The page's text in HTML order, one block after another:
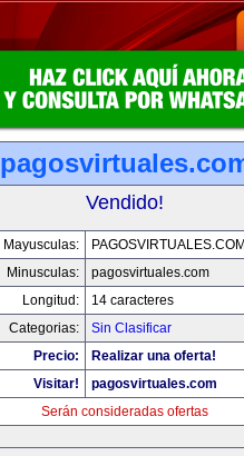
Vendido!
Mayusculas:
PAGOSVIRTUALES.COM
Minusculas:
pagosvirtuales.com
Longitud:
14 caracteres
Categorias:
Sin Clasificar
Precio:
Realizar una oferta!
Visitar!
pagosvirtuales.com
Serán consideradas ofertas